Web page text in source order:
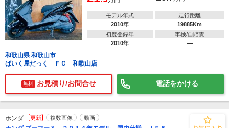
モデル年式
2010年
走行距離
19885Km
初度登録年
2010年
車検/自賠責
―
和歌山県 和歌山市
ばいく屋だっく ＦＣ 和歌山店
無料 お見積り/お問合せ 電話をかける
ホンダ 更新 複数画像 動画